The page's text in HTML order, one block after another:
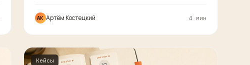
АК Артём Костецкий 4 мин
Кейсы